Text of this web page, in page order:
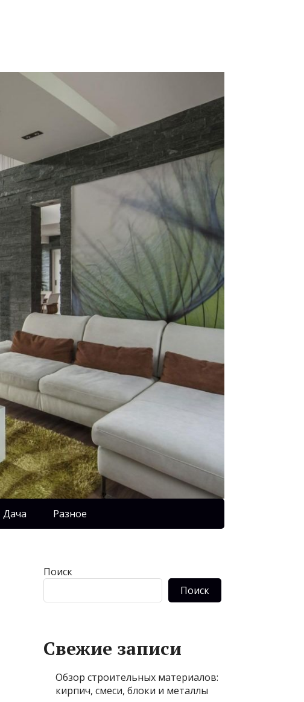
Дача Разное
Поиск
Поиск
Свежие записи
Обзор строительных материалов:
кирпич, смеси, блоки и металлы